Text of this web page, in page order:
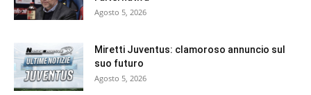
Agosto 5, 2026
Miretti Juventus: clamoroso annuncio sul
suo futuro
Agosto 5, 2026